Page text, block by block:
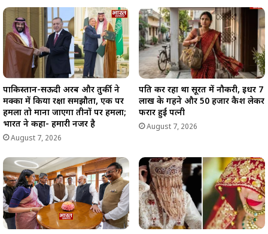
पाकिस्तान-सऊदी अरब और तुर्की ने
मक्का में किया रक्षा समझौता, एक पर
हमला तो माना जाएगा तीनों पर हमला;
भारत ने कहा- हमारी नजर है
August 7, 2026
पति कर रहा था सूरत में नौकरी, इधर 7
लाख के गहने और 50 हजार कैश लेकर
फरार हुई पत्नी
August 7, 2026